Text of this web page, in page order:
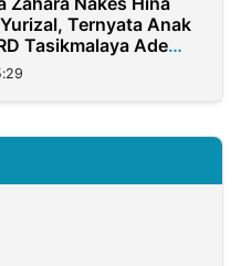
Ternyata Anak
Tasikmalaya Ade